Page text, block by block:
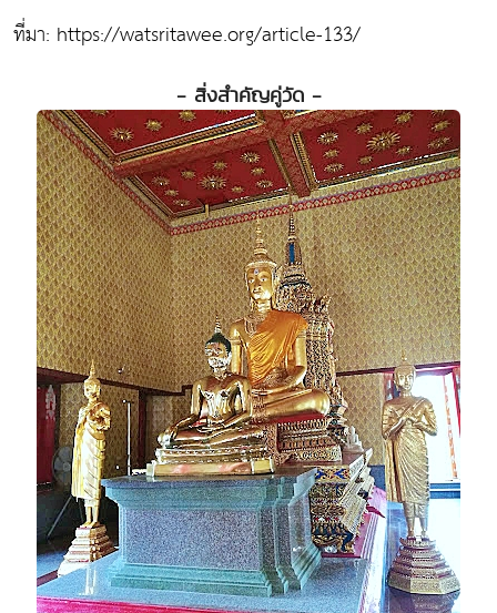
ที่มา: https://watsritawee.org/article-133/
- สิ่งสำคัญคู่วัด -